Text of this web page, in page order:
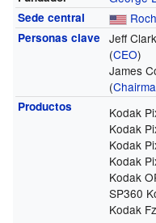
Sede central
Personas clave
Jeff
(CEO)
James
(
Productos
Kodak
Kodak
Kodak
Kodak
Kodak
SP360
Kodak